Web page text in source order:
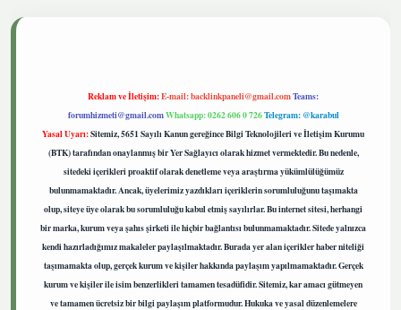
Reklam ve İletişim:E-mail:backlinkpaneli@gmail.comTeams:
forumhizmeti@gmail.comWhatsapp: 0262 606 0 726Telegram: @karabul
Yasal Uyarı:Sitemiz, 5651 Sayılı Kanun gereğince Bilgi Teknolojileri ve İletişim Kurumu
(BTK) tarafından onaylanmış bir Yer Sağlayıcı olarak hizmet vermektedir. Bu nedenle,
sitedeki içerikleri proaktif olarak denetleme veya araştırma yükümlülüğümüz
bulunmamaktadır. Ancak, üyelerimiz yazdıkları içeriklerin sorumluluğunu taşımakta
olup, siteye üye olarak bu sorumluluğu kabul etmiş sayılırlar. Bu internet sitesi, herhangi
bir marka, kurum veya şahıs şirketi ile hiçbir bağlantısı bulunmamaktadır. Sitede yalnızca
kendi hazırladığımız makaleler paylaşılmaktadır. Burada yer alan içerikler haber niteliği
taşımamakta olup, gerçek kurum ve kişiler hakkında paylaşım yapılmamaktadır. Gerçek
kurum ve kişiler ile isim benzerlikleri tamamen tesadüfidir. Sitemiz, kar amacı gütmeyen
ve tamamen ücretsiz bir bilgi paylaşım platformudur. Hukuka ve yasal düzenlemelere